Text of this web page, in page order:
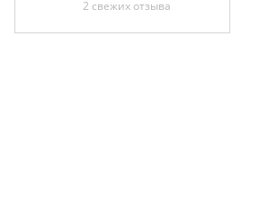
2 свежих отзыва